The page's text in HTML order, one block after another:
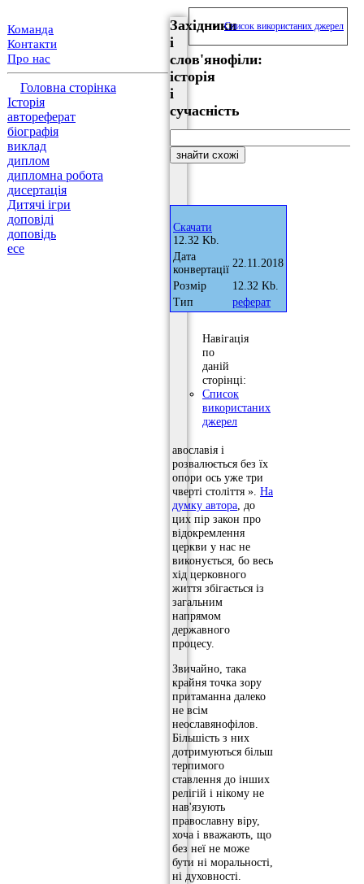
Команда
Контакти
Про нас
Головна сторінка
Історія
автореферат
біографія
виклад
диплом
дипломна робота
дисертація
Дитячі ігри
доповіді
доповідь
есе
Західники
і
слов'янофіли:
історія
і
сучасність
Скачати
12.32 Kb.
Дата
конвертації
22.11.2018
Розмір
12.32 Kb.
Тип
реферат
Навігація
по
даній
сторінці:
Список
використаних
джерел
авославія і
розвалюється без їх
опори ось уже три
чверті століття ». На
думку автора , до
цих пір закон про
відокремлення
церкви у нас не
виконується, бо весь
хід церковного
життя збігається із
загальним
напрямом
державного
процесу.
Звичайно, така
крайня точка зору
притаманна далеко
не всім
неославянофілов.
Більшість з них
дотримуються більш
терпимого
ставлення до інших
релігій і нікому не
нав'язують
православну віру,
хоча і вважають, що
без неї не може
бути ні моральності,
ні духовності.
Список використаних джерел